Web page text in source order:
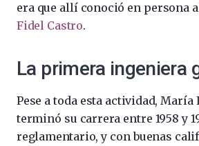
era que allí conoció en persona
Fidel Castro.
La primera ingeniera
Pese a toda esta actividad, María
terminó su carrera entre 1958 y
reglamentario, y con buenas